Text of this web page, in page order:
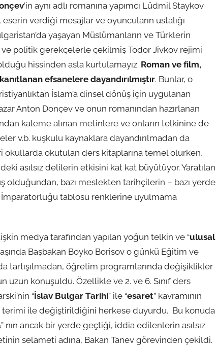
’in aynı adlı romanına yapımcı Lüdmil Staykov
verdiği mesajlar ve oyuncuların ustalığı
yaşayan Müslümanların ve Türklerin
politik gerekçelerle çekilmiş Todor Jivkov rejimi
hissinden asla kurtulamayız. Roman ve film,
efsanelere dayandırılmıştır. Bunlar, o
İslam’a dinsel dönüş için uygulanan
Anton Donçev ve onun romanından hazırlanan
kaleme alınan metinlere ve onların telkinine de
v.b. kuşkulu kaynaklara dayandırılmadan da
okutulan ders kitaplarına temel olurken,
asılsız delilerin etkisini kat kat büyütüyor. Yaratılan
olduğundan, bazı meslekten tarihçilerin – bazı yerde
İmparatorluğu tablosu renklerine uyulmama
medya tarafından yapılan yoğun telkin ve “ulusal
Başbakan Boyko Borisov o günkü Eğitim ve
tartışılmadan, öğretim programlarında değişiklikler
uzun konuşuldu. Özellikle ve 2. ve 6. Sınıf ders
“İslav Bulgar Tarihi” ile “esaret” kavramının
terimi ile değiştirildiğini herkese duyurdu. Bu konuda
” nın ancak bir yerde geçtiği, iddia edilenlerin asılsız
selameti adına, Bakan Tanev görevinden çekildi.